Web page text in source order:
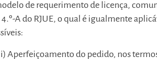
de requerimento de licença,
A do RJUE, o qual é igualmente
i) Aperfeiçoamento do pedido, nos